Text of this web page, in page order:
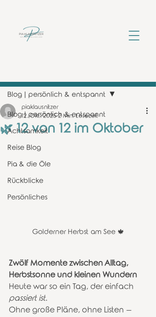
Blog | persönlich & entspannt
Achtsamkeit
Reise Blog
Pia & die Öle
Rückblicke
Persönliches
Blog | persönlich & entspannt
🌿 12 von 12 im Oktober
piaklausnitzer
12. Okt. 2025 2 Min. Lesezeit
Golderner Herbst am See 🍁
Zwölf Momente zwischen Alltag,
Herbstsonne und kleinen Wundern
Heute war so ein Tag, der einfach
passiert ist.
Ohne große Pläne, ohne Listen –